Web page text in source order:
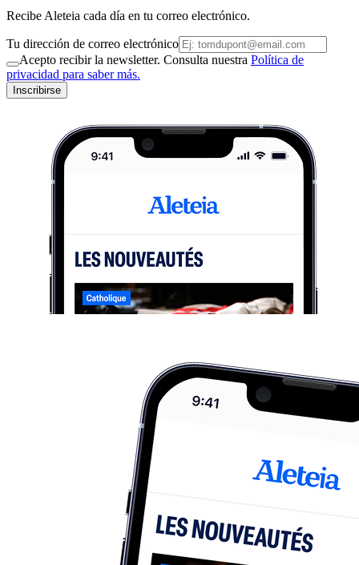
Recibe Aleteia cada día en tu correo electrónico.
Tu dirección de correo electrónico
Acepto recibir la newsletter. Consulta nuestra Política de
privacidad para saber más.
Inscribirse